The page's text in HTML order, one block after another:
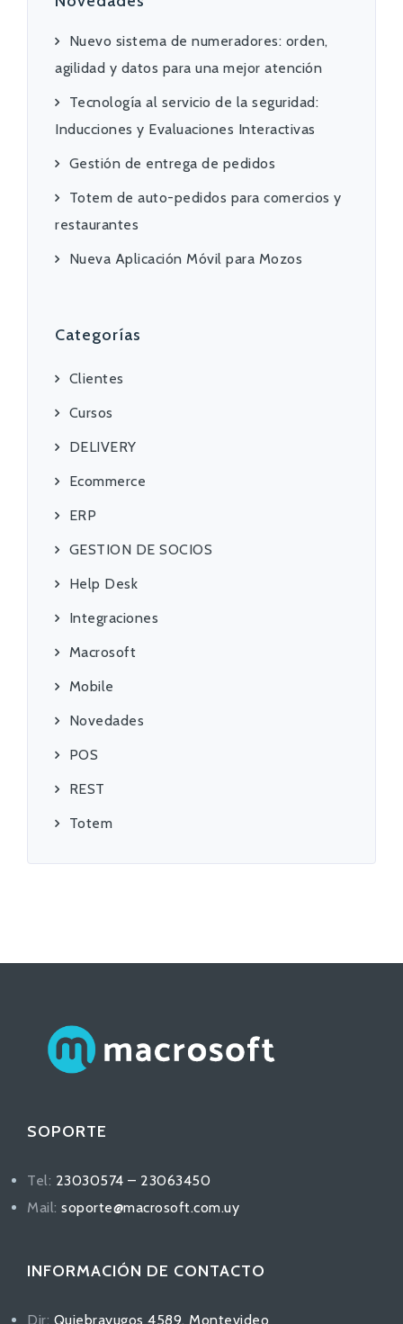
Nuevo sistema de numeradores: orden,
agilidad y datos para una mejor atención
Tecnología al servicio de la seguridad:
Inducciones y Evaluaciones Interactivas
Gestión de entrega de pedidos
Totem de auto-pedidos para comercios y
restaurantes
Nueva Aplicación Móvil para Mozos
Categorías
Clientes
Cursos
DELIVERY
Ecommerce
ERP
GESTION DE SOCIOS
Help Desk
Integraciones
Macrosoft
Mobile
Novedades
POS
REST
Totem
SOPORTE
Tel: 23030574 – 23063450
Mail: soporte@macrosoft.com.uy
INFORMACIÓN DE CONTACTO
Dir: Quiebrayugos 4589, Montevideo